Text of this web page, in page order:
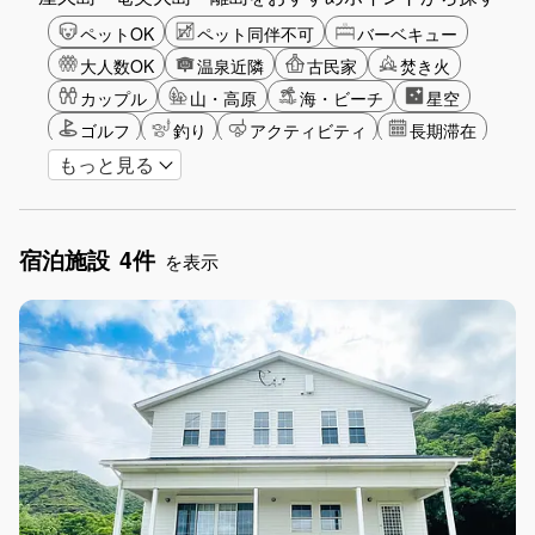
ペットOK ペット同伴不可
バーベキュー
大人数OK
温泉近隣 古民家
焚き火
カップル
山・高原 海・ビーチ
星空
ゴルフ
釣り アクティビティ
長期滞在
女子旅
もっと見る
宿泊施設 4件 を表示